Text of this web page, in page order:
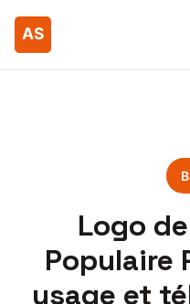
Logo
Populaire
usage et